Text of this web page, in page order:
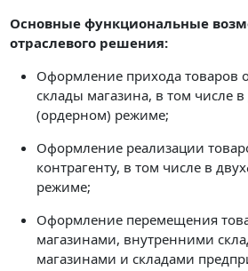
Основные функциональные
отраслевого решения:
Оформление прихода товаров
склады магазина, в том числе
(ордерном) режиме;
Оформление реализации
контрагенту, в том числе в
режиме;
Оформление перемещения
магазинами, внутренними
магазинами и складами